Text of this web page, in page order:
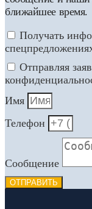
ближайшее время.
Получать
Отправляя
Имя
Телефон
Сообщение
ОТПРАВИТЬ